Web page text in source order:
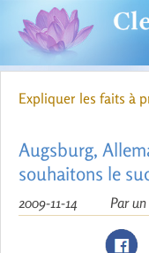
Expliquer les faits à
Augsburg,
souhaitons le
Par
2009-11-14